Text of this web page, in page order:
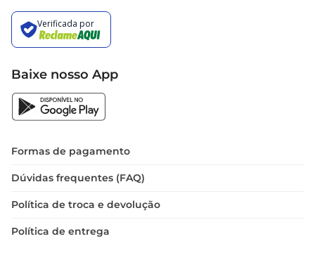
Baixe nosso App
Formas de pagamento
Dúvidas frequentes (FAQ)
Política de troca e devolução
Política de entrega